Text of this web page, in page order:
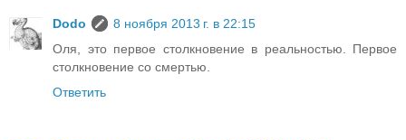
Dodo
8 ноября 2013 г. в 22:15
Оля, это первое столкновение в реальностью. Первое
столкновение со смертью.
Ответить